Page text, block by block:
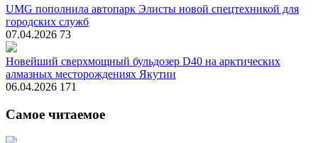
UMG пополнила автопарк Элисты новой спецтехникой для
городских служб
07.04.2026 73
Новейший сверхмощный бульдозер D40 на арктических
алмазных месторождениях Якутии
06.04.2026 171
Самое читаемое